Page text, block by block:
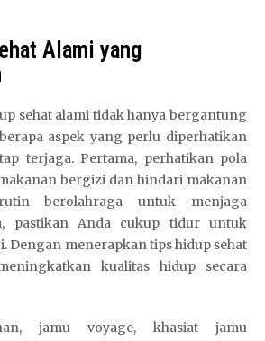
Alami yang
sehat alami tidak hanya bergantung
aspek yang perlu diperhatikan
terjaga. Pertama, perhatikan pola
bergizi dan hindari makanan
berolahraga untuk menjaga
pastikan Anda cukup tidur untuk
Dengan menerapkan tips hidup sehat
kualitas hidup secara
jamu voyage, khasiat jamu